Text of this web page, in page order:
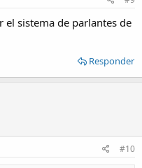
el sistema de parlantes de
Responder
#10